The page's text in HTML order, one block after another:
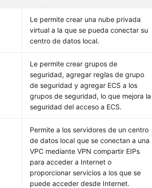
Le permite crear una nube privada
virtual a la que se pueda conectar su
centro de datos local.
Le permite crear grupos de
seguridad, agregar reglas de grupo
de seguridad y agregar ECS a los
grupos de seguridad, lo que mejora la
seguridad del acceso a ECS.
Permite a los servidores de un centro
de datos local que se conectan a una
VPC mediante VPN compartir EIPs
para acceder a Internet o
proporcionar servicios a los que se
puede acceder desde Internet.